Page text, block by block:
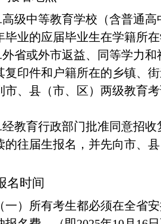
高级中等教育学校（含普通
毕业的应届毕业生在学籍所
外省或外市返益、同等学力
复印件和户籍所在的乡镇、
市、县（市、区）两级教育
经教育行政部门批准同意招
的往届生报名，并先向市、
名时间
（一）所有考生都必须在全省